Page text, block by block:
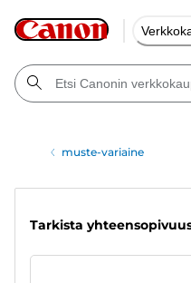
muste-variaine
Tarkista